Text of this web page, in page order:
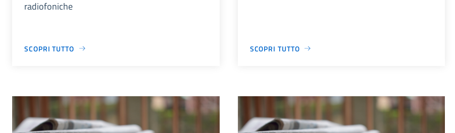
radiofoniche
SCOPRI TUTTO SCOPRI TUTTO